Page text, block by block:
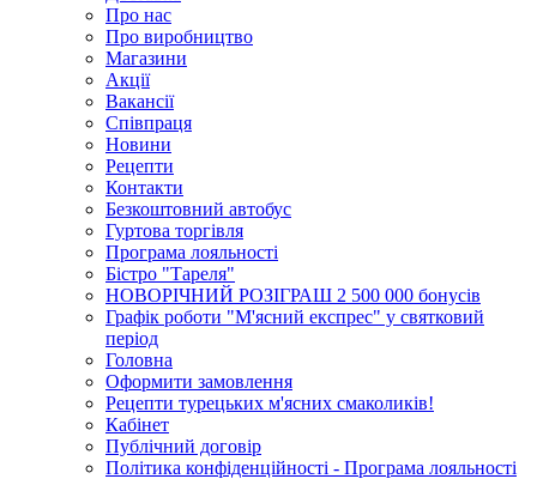
Про нас
Про виробництво
Магазини
Акції
Вакансії
Співпраця
Новини
Рецепти
Контакти
Безкоштовний автобус
Гуртова торгівля
Програма лояльності
Бістро "Тареля"
НОВОРІЧНИЙ РОЗІГРАШ 2 500 000 бонусів
Графік роботи "М'ясний експрес" у святковий
період
Головна
Оформити замовлення
Рецепти турецьких м'ясних смаколиків!
Кабінет
Публічний договір
Політика конфіденційності - Програма лояльності